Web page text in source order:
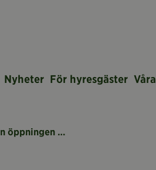
Nyheter För hyresgäster
130 år sedan öppningen av Stora Saluhallen